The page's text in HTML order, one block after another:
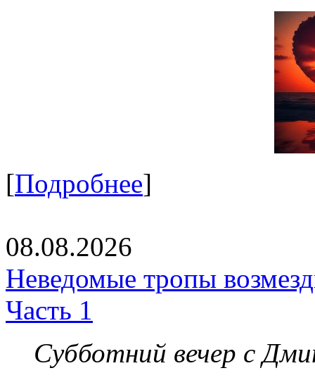
[Подробнее]
08.08.2026
Неведомые тропы
Часть 1
Субботний вечер с